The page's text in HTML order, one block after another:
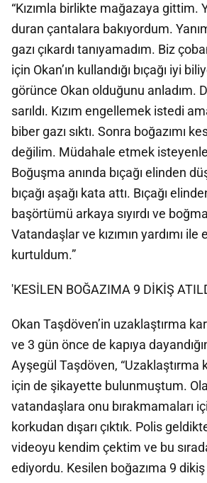
“Kızımla birlikte mağazaya gittim.
duran çantalara bakıyordum.
gazı çıkardı tanıyamadım. Biz
için Okan’ın kullandığı bıçağı iyi
görünce Okan olduğunu anladım.
sarıldı. Kızım engellemek istedi
biber gazı sıktı. Sonra boğazımı
değilim. Müdahale etmek
Boğuşma anında bıçağı elinden
bıçağı aşağı kata attı. Bıçağı
başörtümü arkaya sıyırdı ve
Vatandaşlar ve kızımın yardımı ile
kurtuldum.”
'KESİLEN BOĞAZIMA 9 DİKİŞ
Okan Taşdöven’in uzaklaştırma
ve 3 gün önce de kapıya
Ayşegül Taşdöven, “Uzaklaştırma
için de şikayette bulunmuştum.
vatandaşlara onu bırakmamaları
korkudan dışarı çıktık. Polis
videoyu kendim çektim ve bu
ediyordu. Kesilen boğazıma 9 dikiş